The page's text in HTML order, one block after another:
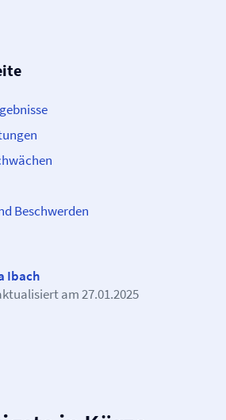
Beschwerden
Ibach
am27.01.2025